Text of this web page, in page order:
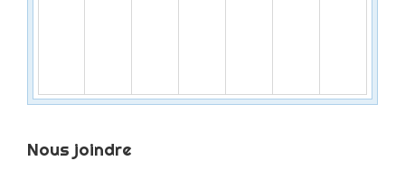
Nous joindre